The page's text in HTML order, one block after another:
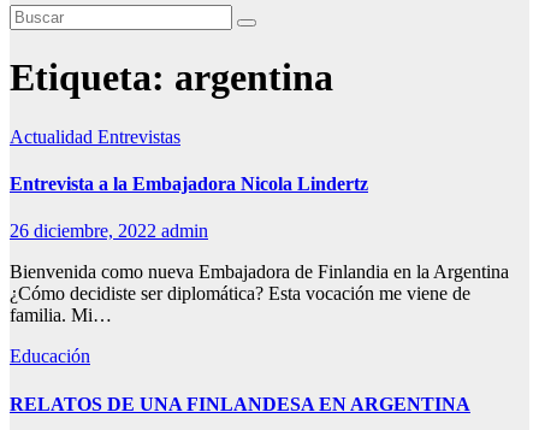
Etiqueta: argentina
Actualidad Entrevistas
Entrevista a la Embajadora Nicola Lindertz
26 diciembre, 2022 admin
Bienvenida como nueva Embajadora de Finlandia en la Argentina
¿Cómo decidiste ser diplomática? Esta vocación me viene de
familia. Mi…
Educación
RELATOS DE UNA FINLANDESA EN ARGENTINA